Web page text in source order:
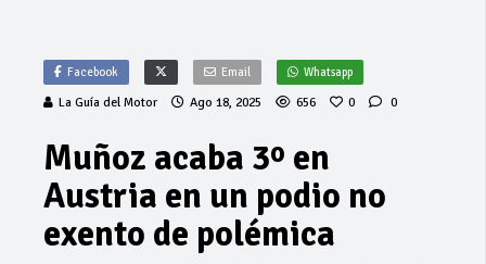
Facebook Email Whatsapp
La Guía del Motor Ago 18, 2025 656 0 0
Muñoz acaba 3º en
Austria en un podio no
exento de polémica